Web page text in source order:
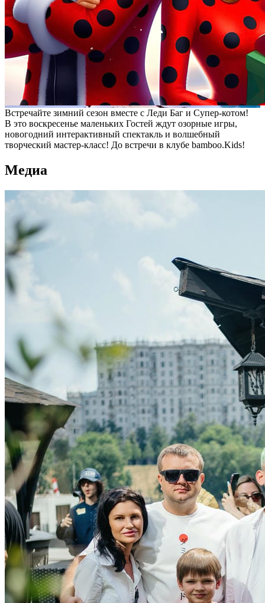
Встречайте зимний сезон вместе с Леди Баг и Супер-котом!
В это воскресенье маленьких Гостей ждут озорные игры,
новогодний интерактивный спектакль и волшебный
творческий мастер-класс! До встречи в клубе bamboo.Kids!
Медиа